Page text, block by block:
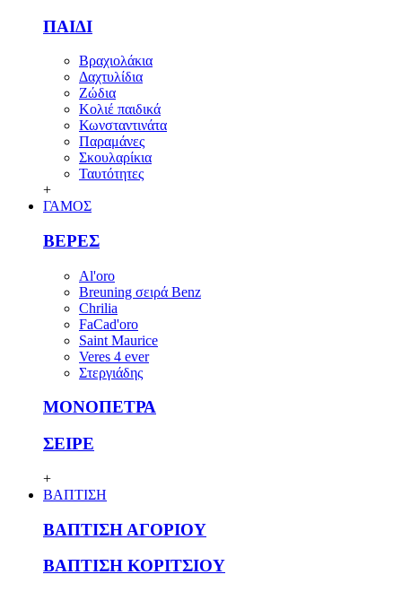
ΠΑΙΔΙ
Βραχιολάκια
Δαχτυλίδια
Ζώδια
Κολιέ παιδικά
Κωνσταντινάτα
Παραμάνες
Σκουλαρίκια
Ταυτότητες
+
ΓΑΜΟΣ
ΒΕΡΕΣ
Al'oro
Breuning σειρά Benz
Chrilia
FaCad'oro
Saint Maurice
Veres 4 ever
Στεργιάδης
ΜΟΝΟΠΕΤΡΑ
ΣΕΙΡΕ
+
ΒΑΠΤΙΣΗ
ΒΑΠΤΙΣΗ ΑΓΟΡΙΟΥ
ΒΑΠΤΙΣΗ ΚΟΡΙΤΣΙΟΥ